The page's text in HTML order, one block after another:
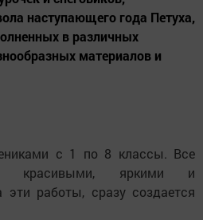
наступающего года Петуха,
в различных
материалов и
с 1 по 8 классы. Все
красивыми, яркими и
работы, сразу создается